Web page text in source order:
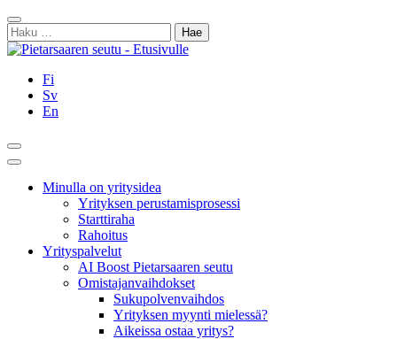
Siirry
sisältöön
Sulje
Haku:
Fi
Sv
En
Hae
Päävalikko
Minulla on yritysidea
Yrityksen perustamisprosessi
Starttiraha
Rahoitus
Yrityspalvelut
AI Boost Pietarsaaren seutu
Omistajanvaihdokset
Sukupolvenvaihdos
Yrityksen myynti mielessä?
Aikeissa ostaa yritys?